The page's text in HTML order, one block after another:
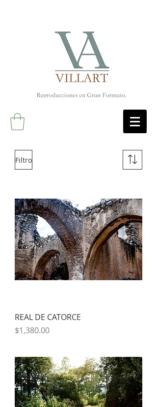
Filtro
REAL DE CATORCE
Precio
$1,380.00